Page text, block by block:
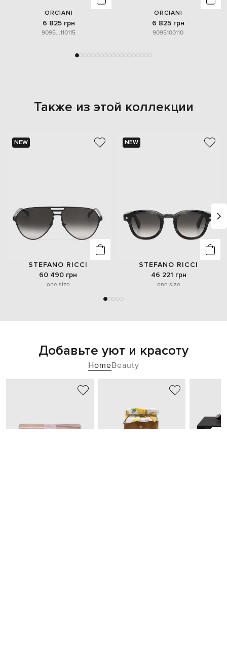
ORCIANI
6 825 грн
9095...110115
ORCIANI
6 825 грн
9095100110
Также из этой коллекции
NEW
STEFANO RICCI
60 490 грн
one size
NEW
STEFANO RICCI
46 221 грн
one size
Добавьте уют и красоту
HomeBeauty